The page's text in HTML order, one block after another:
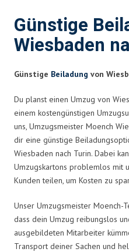
Günstige
Wiesbaden
Günstige Beiladung von
Du planst einen Umzug von
einem kostengünstigen
uns, Umzugsmeister Moench
dir eine günstige
Wiesbaden nach Turin. Dabei
Umzugskartons problemlos mit
Kunden teilen, um Kosten zu
Unser Umzugsmeister Moench-
dass dein Umzug reibungslos
ausgebildeten Mitarbeiter
Transport deiner Sachen und